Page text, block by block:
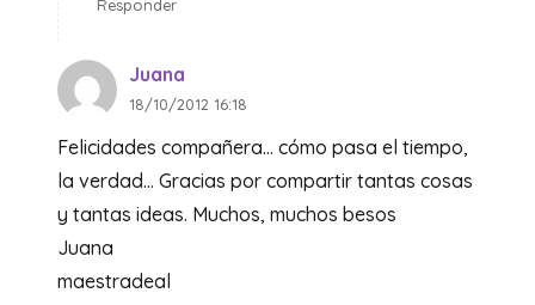
Responder
Juana
18/10/2012 16:18
Felicidades compañera… cómo pasa el tiempo,
la verdad… Gracias por compartir tantas cosas
y tantas ideas. Muchos, muchos besos
Juana
maestradeal